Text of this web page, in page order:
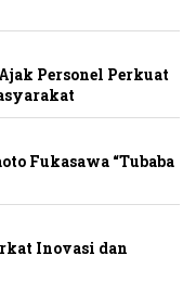
Personel Perkuat
Fukasawa “Tubaba
Inovasi dan